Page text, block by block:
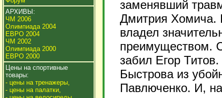
АРХИВЫ:
ЧМ 2006
Олимпиада 2004
ЕВРО 2004
ЧМ 2002
Олимпиада 2000
ЕВРО 2000
Цены на спортивные
товары:
- цены на тренажеры,
- цены на палатки,
заменявший
Дмитрия Хомича.
владел
преимуществом.
забил Егор
Быстрова из
Павлюченко. И,